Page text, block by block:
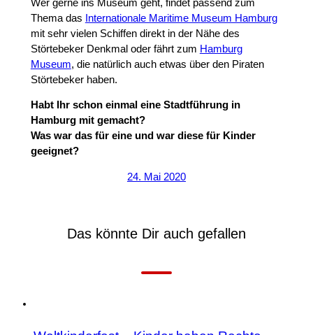
Wer gerne ins Museum geht, findet passend zum
Thema das
Internationale Maritime Museum Hamburg
mit sehr vielen Schiffen direkt in der Nähe des
Störtebeker Denkmal oder fährt zum Hamburg
Museum, die natürlich auch etwas über den Piraten
Störtebeker haben.
Habt Ihr schon einmal eine Stadtführung in
Hamburg mit gemacht?
Was war das für eine und war diese für Kinder
geeignet?
24. Mai 2020
Das könnte Dir auch gefallen